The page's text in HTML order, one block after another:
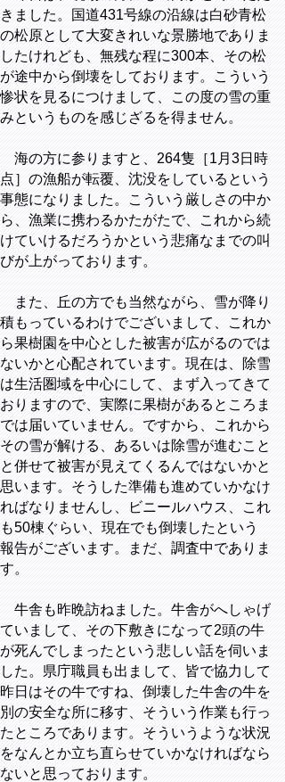
きました。国道431号線の沿線は白砂青松
の松原として大変きれいな景勝地でありま
したけれども、無残な程に300本、その松
が途中から倒壊をしております。こういう
惨状を見るにつけまして、この度の雪の重
みというものを感じざるを得ません。
海の方に参りますと、264隻［1月3日時
点］の漁船が転覆、沈没をしているという
事態になりました。こういう厳しさの中か
ら、漁業に携わるかたがたで、これから続
けていけるだろうかという悲痛なまでの叫
びが上がっております。
また、丘の方でも当然ながら、雪が降り
積もっているわけでございまして、これか
ら果樹園を中心とした被害が広がるのでは
ないかと心配されています。現在は、除雪
は生活圏域を中心にして、まず入ってきて
おりますので、実際に果樹があるところま
では届いていません。ですから、これから
その雪が解ける、あるいは除雪が進むこと
と併せて被害が見えてくるんではないかと
思います。そうした準備も進めていかなけ
ればなりませんし、ビニールハウス、これ
も50棟ぐらい、現在でも倒壊したという
報告がございます。まだ、調査中でありま
す。
牛舎も昨晩訪ねました。牛舎がへしゃげ
ていまして、その下敷きになって2頭の牛
が死んでしまったという悲しい話を伺いま
した。県庁職員も出まして、皆で協力して
昨日はその牛ですね、倒壊した牛舎の牛を
別の安全な所に移す、そういう作業も行っ
たところであります。そういうような状況
をなんとか立ち直らせていかなければなら
ないと思っております。